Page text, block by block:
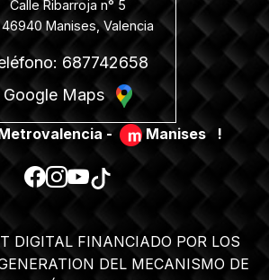
Calle Ribarroja n° 5
46940 Manises, Valencia
687742658
Google Maps
Metrovalencia - Manises !
DIGITAL FINANCIADO POR LOS
DEL MECANISMO DE